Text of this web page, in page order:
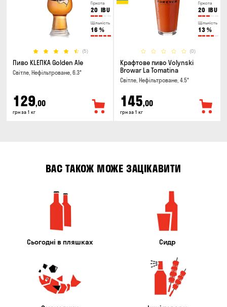
Гіркота
20 IBU
Щільність
16 %
(5)
Пиво KLEПКА Golden Ale
Світле, Нефільтроване, 6.3°
129,00
грн за 1 кг
Гіркота
20 IBU
Щільність
13 %
(0)
Крафтове пиво Volynski
Browar La Tomatina
Світле, Нефільтроване, 4.5°
145,00
грн за 1 кг
ВАС ТАКОЖ МОЖЕ ЗАЦІКАВИТИ
Сьогодні в пляшках Сидр